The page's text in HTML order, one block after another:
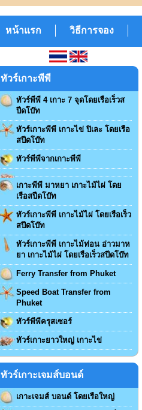
หน้าแรก วิธีการจอง
ทัวร์เกาะพีพี
ทัวร์พีพี 4 เกาะ 7 จุดโดยเรือเร็วส
ปีดโบ๊ท
ทัวร์เกาะพีพี เกาะไข่ ปิเละ โดยเรือ
สปีดโบ๊ท
ทัวร์พีพีจากเกาะพีพี
เกาะพีพี มาหยา เกาะไม้ไผ่ โดย
เรือสปีดโบ๊ท
ทัวร์เกาะพีพี เกาะไม้ไผ่ โดยเรือเร็ว
สปีดโบ๊ท
ทัวร์เกาะพีพี เกาะไม้ท่อน อ่าวมาห
ยา เกาะไม้ไผ่ โดยเรือเร็วสปีดโบ๊ท
Ferry Transfer from Phuket
Speed Boat Transfer from
Phuket
ทัวร์พีพีครุสเซอร์
ทัวร์เกาะยาวใหญ่ เกาะไข่
ทัวร์เกาะเจมส์บอนด์
เกาะเจมส์ บอนด์ โดยเรือใหญ่